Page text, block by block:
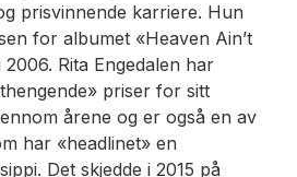
prisvinnende karriere. Hun
for albumet «Heaven Ain’t
Rita Engedalen har
priser for sitt
årene og er også en av
har «headlinet» en
Det skjedde i 2015 på